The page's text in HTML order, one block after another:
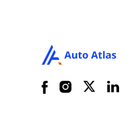
FacebookInstagram
X